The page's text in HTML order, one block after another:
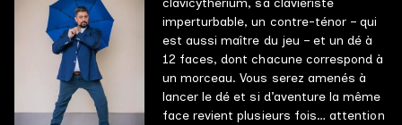
clavicythérium, sa claviériste
imperturbable, un contre-ténor – qui
est aussi maître du jeu – et un dé à
12 faces, dont chacune correspond à
un morceau. Vous serez amenés à
lancer le dé et si d’aventure la même
face revient plusieurs fois… attention